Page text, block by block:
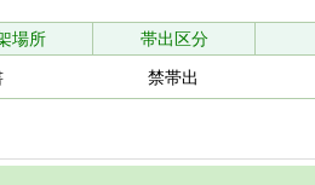
場所 帯出区分
禁帯出